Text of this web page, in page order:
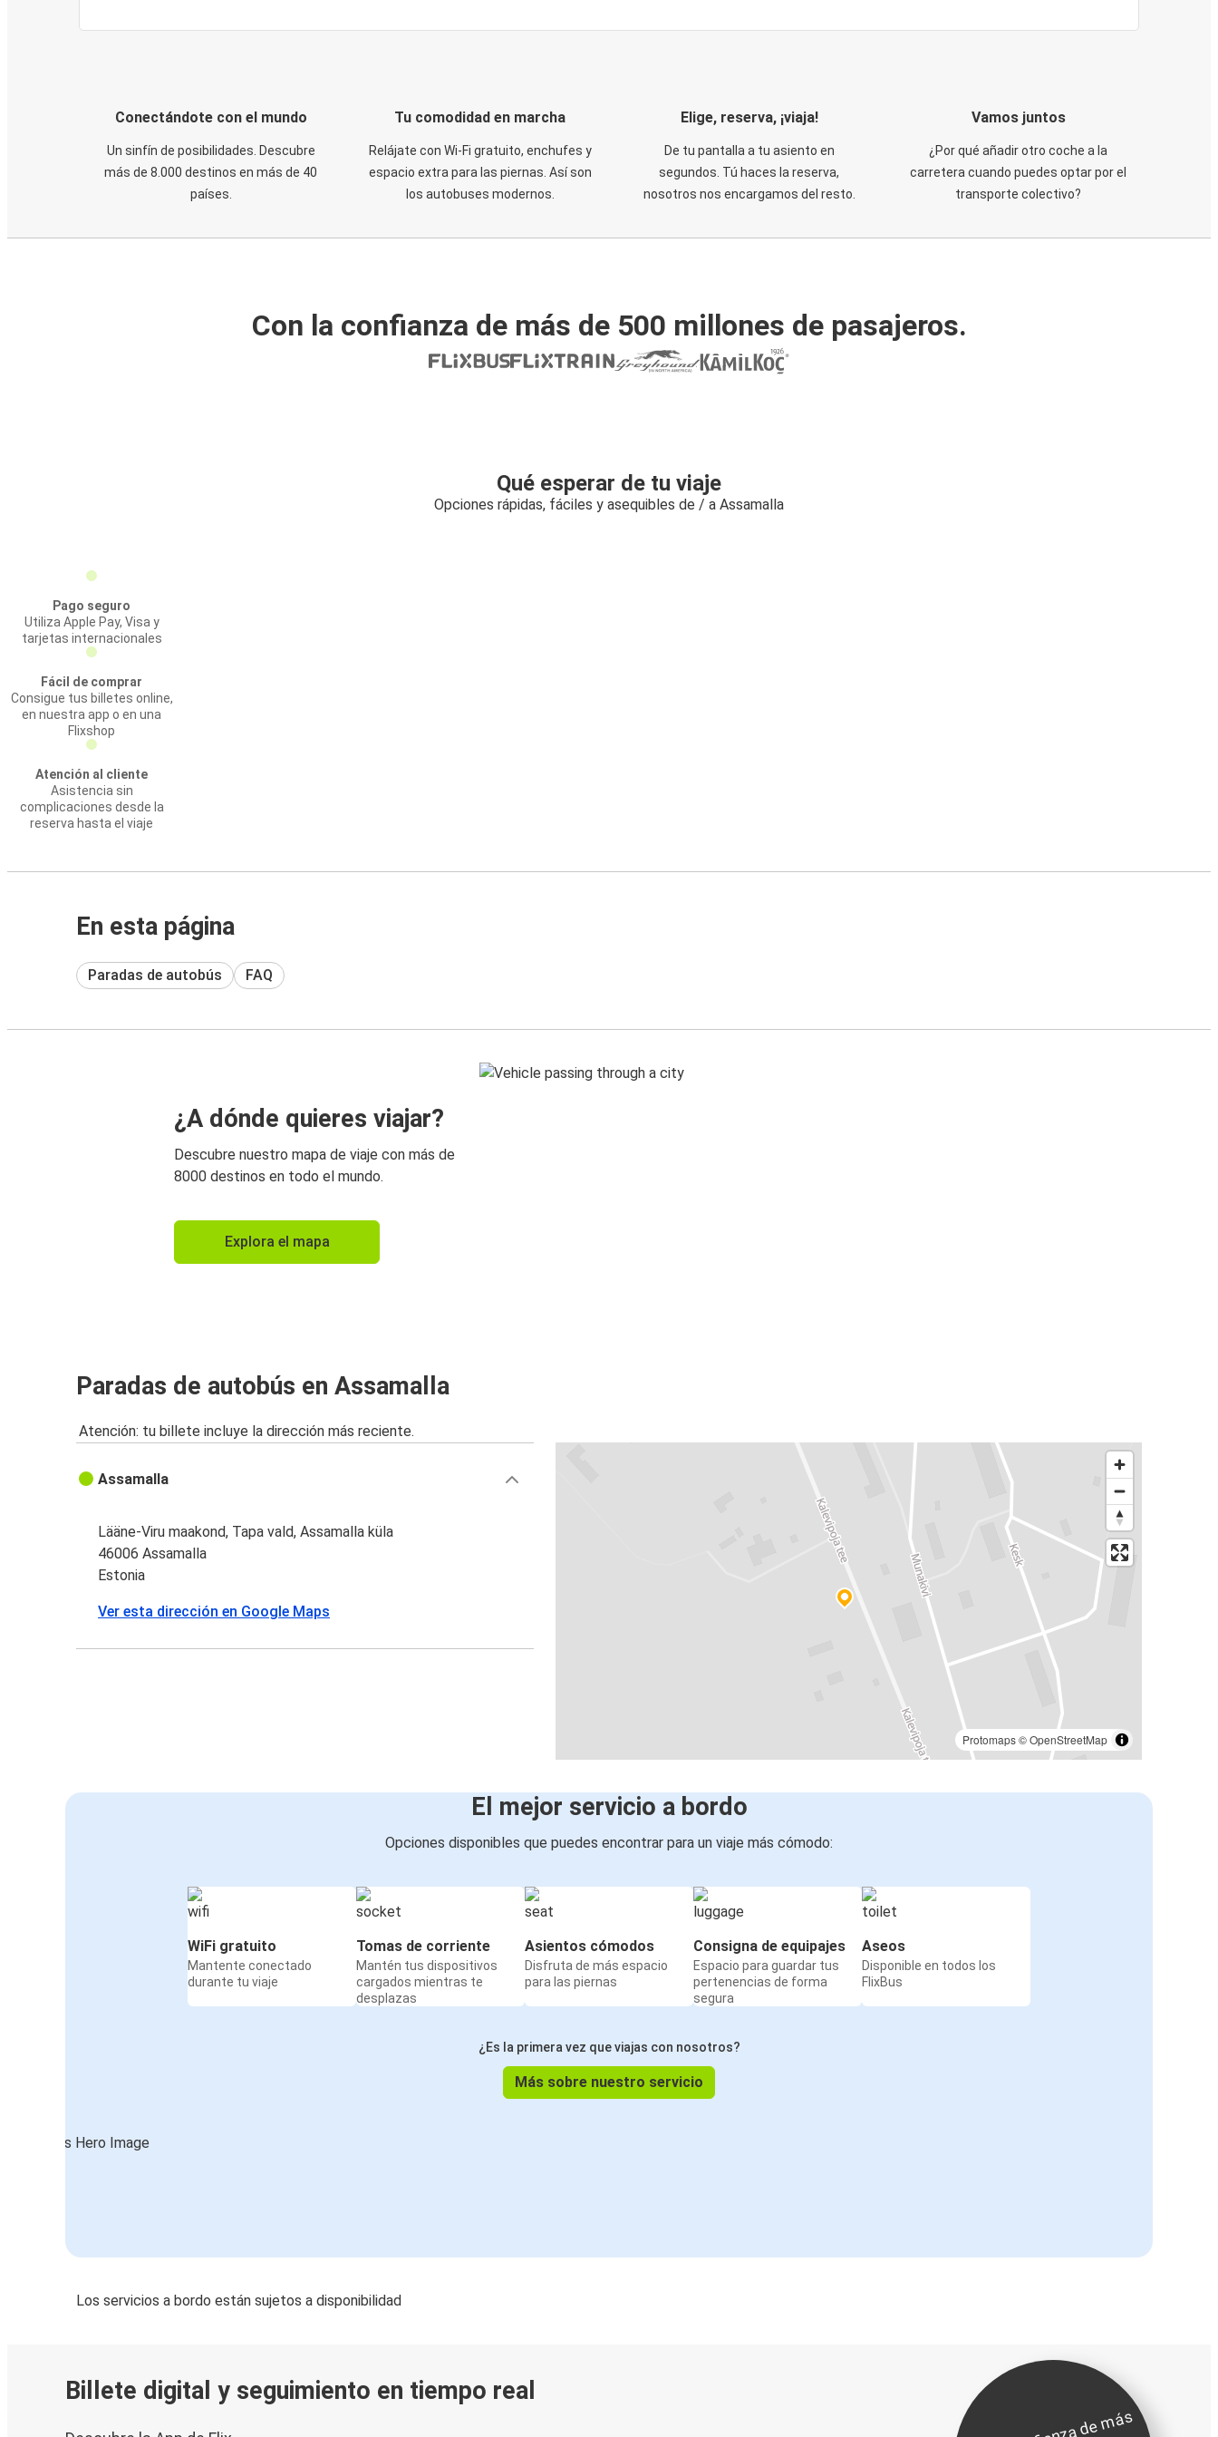
Conectándote con el mundo
Un sinfín de posibilidades. Descubre
más de 8.000 destinos en más de 40
países.
Tu comodidad en marcha
Relájate con Wi-Fi gratuito, enchufes y
espacio extra para las piernas. Así son
los autobuses modernos.
Elige, reserva, ¡viaja!
De tu pantalla a tu asiento en
segundos. Tú haces la reserva,
nosotros nos encargamos del resto.
Vamos juntos
¿Por qué añadir otro coche a la
carretera cuando puedes optar por el
transporte colectivo?
Con la confianza de más de 500 millones de pasajeros.
Qué esperar de tu viaje
Opciones rápidas, fáciles y asequibles de / a Assamalla
Pago seguro
Utiliza Apple Pay, Visa y
tarjetas internacionales
Fácil de comprar
Consigue tus billetes online,
en nuestra app o en una
Flixshop
Atención al cliente
Asistencia sin
complicaciones desde la
reserva hasta el viaje
En esta página
Paradas de autobús FAQ
¿A dónde quieres viajar?
Descubre nuestro mapa de viaje con más de
8000 destinos en todo el mundo.
Explora el mapa
Paradas de autobús en Assamalla
Atención: tu billete incluye la dirección más reciente.
Protomaps©OpenStreetMap
Assamalla
Lääne-Viru maakond, Tapa vald, Assamalla küla
46006 Assamalla
Estonia
Ver esta dirección en Google Maps
El mejor servicio a bordo
Opciones disponibles que puedes encontrar para un viaje más cómodo:
WiFi gratuito
Mantente conectado
durante tu viaje
Tomas de corriente
Mantén tus dispositivos
cargados mientras te
desplazas
Asientos cómodos
Disfruta de más espacio
para las piernas
Consigna de equipajes
Espacio para guardar tus
pertenencias de forma
segura
Aseos
Disponible en todos los
FlixBus
¿Es la primera vez que viajas con nosotros?
Más sobre nuestro servicio
Los servicios a bordo están sujetos a disponibilidad
Billete digital y seguimiento en tiempo real